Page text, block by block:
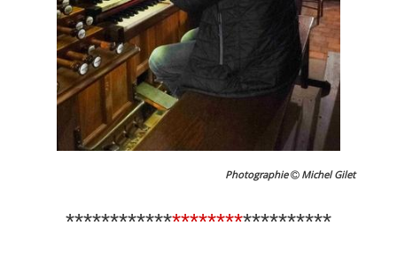
Photographie Michel Gilet
******************************